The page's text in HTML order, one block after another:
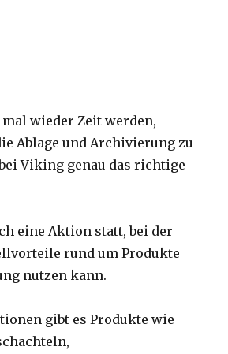
wieder Zeit werden,
Ablage und Archivierung zu
Viking genau das richtige
eine Aktion statt, bei der
rund um Produkte
nutzen kann.
gibt es Produkte wie